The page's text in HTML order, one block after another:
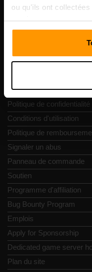
ou qu'ils ont
services.
Contacts
Politique de confidentialité
Conditions d'utilisation
Politique de
Signaler un abus
Panneau de commande
Soutien
Programme d'affiliation
Bug Bounty Program
Emplois
Apply for Sponsorship
Dedicated game server
Plan du site